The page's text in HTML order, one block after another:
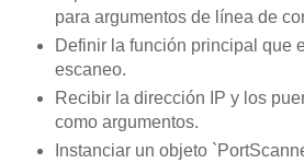
para argumentos de línea de
Definir la función principal que
escaneo.
Recibir la dirección IP y los
como argumentos.
Instanciar un objeto